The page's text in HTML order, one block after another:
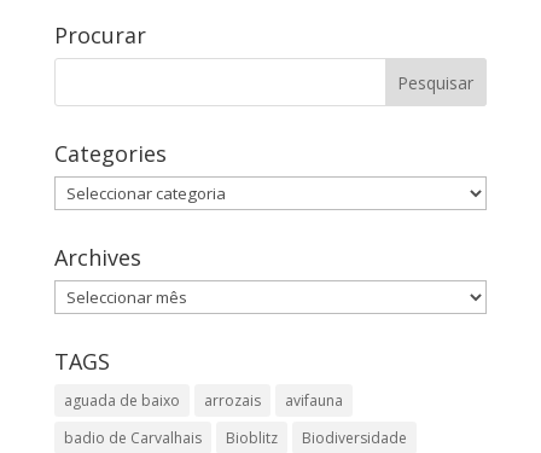
Procurar
Categories
Categories
Archives
Archives
TAGS
aguada de baixo arrozais
avifauna
badio de Carvalhais
Bioblitz
Biodiversidade